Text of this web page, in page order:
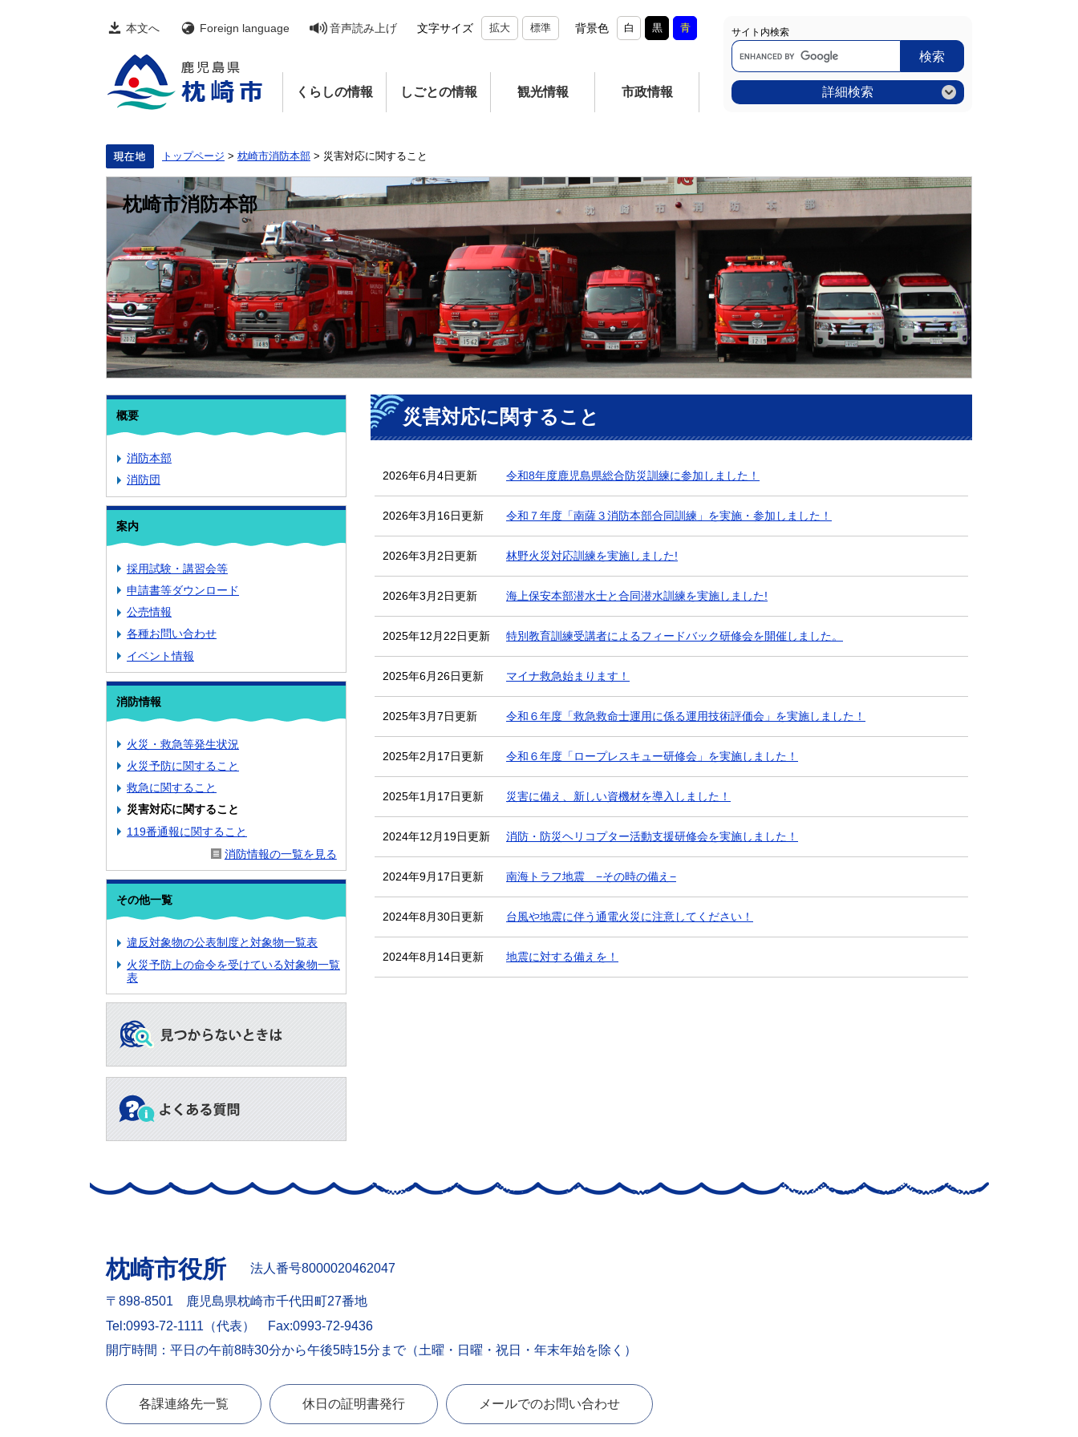
本文へ Foreign language 音声読み上げ 文字サイズ 拡大 標準 背景色 白 黒 青
くらしの情報 しごとの情報 観光情報 市政情報
サイト内検索
Google
カ
ス
タ
ム
検
詳細検索
トップページ > 枕崎市消防本部 > 災害対応に関すること
枕崎市消防本部
概要
消防本部
消防団
案内
採用試験・講習会等
申請書等ダウンロード
公売情報
各種お問い合わせ
イベント情報
消防情報
火災・救急等発生状況
火災予防に関すること
救急に関すること
災害対応に関すること
119番通報に関すること
消防情報の一覧を見る
その他一覧
違反対象物の公表制度と対象物一覧表
火災予防上の命令を受けている対象物一覧
表
本
文
災害対応に関すること
2026年6月4日更新 令和8年度鹿児島県総合防災訓練に参加しました！
2026年3月16日更新 令和７年度「南薩３消防本部合同訓練」を実施・参加しました！
2026年3月2日更新 林野火災対応訓練を実施しました!
2026年3月2日更新 海上保安本部潜水士と合同潜水訓練を実施しました!
2025年12月22日更新 特別教育訓練受講者によるフィードバック研修会を開催しました。
2025年6月26日更新 マイナ救急始まります！
2025年3月7日更新 令和６年度「救急救命士運用に係る運用技術評価会」を実施しました！
2025年2月17日更新 令和６年度「ロープレスキュー研修会」を実施しました！
2025年1月17日更新 災害に備え、新しい資機材を導入しました！
2024年12月19日更新 消防・防災ヘリコプター活動支援研修会を実施しました！
2024年9月17日更新 南海トラフ地震 −その時の備え−
2024年8月30日更新 台風や地震に伴う通電火災に注意してください！
2024年8月14日更新 地震に対する備えを！
枕崎市役所 法人番号8000020462047
〒898-8501 鹿児島県枕崎市千代田町27番地
Tel:0993-72-1111（代表）
Fax:0993-72-9436
開庁時間：平日の午前8時30分から午後5時15分まで（土曜・日曜・祝日・年末年始を除く）
各課連絡先一覧 休日の証明書発行 メールでのお問い合わせ